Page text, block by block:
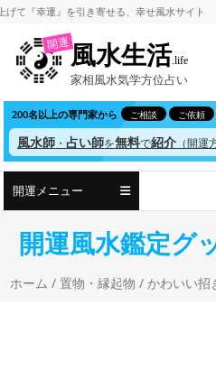
コ
ツ
へ
ス
ッ
運』を引き寄せる、幸せ風水サイト
開運風水生活.life
家相風水気学方位占い
200名以上の専門家から ご相談 ご依頼
風水師 ・占い師を無料で紹介 （開
開運メニュー
開運風水鑑定グ
ホーム /置物・縁起物 / かわいい招き